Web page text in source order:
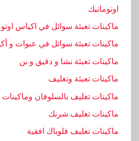
اوتوماتيك
ماكينات تعبئة سوائل في اكياس
ماكينات تعبئة سوائل في عبوات و
ماكينات تعبئة نشا و دقيق و بن
ماكينات تعبئة وتغليف
ماكينات تغليف بالسلوفان
ماكينات تغليف شرنك
ماكينات تغليف فلوباك افقية